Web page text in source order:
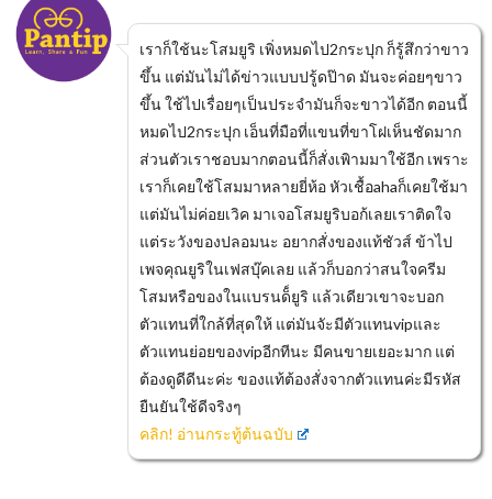
เราก็ใช้นะโสมยูริ เพิ่งหมดไป2กระปุก ก็รู้สึกว่าขาว
ขึ้น แต่มันไม่ได้ข่าวแบบปรู้ดป๊าด มันจะค่อยๆขาว
ขึ้น ใช้ไปเรื่อยๆเป็นประจำมันก็จะขาวได้อีก ตอนนี้
หมดไป2กระปุก เอ็นที่มือที่แขนที่ขาโฝเห็นชัดมาก
ส่วนตัวเราชอบมากตอนนี้ก็สั่งเพิามมาใช้อีก เพราะ
เราก็เคยใช้โสมมาหลายยี่ห้อ หัวเชื้อahaก็เคยใช้มา
แต่มันไม่ค่อยเวิค มาเจอโสมยูริบอก้เลยเราติดใจ
แต่ระวังของปลอมนะ อยากสั่งของแท้ชัวส์ ข้าไป
เพจคุณยูริในเฟสบุ๊คเลย แล้วก็บอกว่าสนใจครีม
โสมหรือของในแบรนด็์ยูริ แล้วเดียวเขาจะบอก
ตัวแทนที่ใกล้ที่สุดให้ แต่มันจัะมีตัวแทนvipและ
ตัวแทนย่อยของvipอีกทีนะ มีคนขายเยอะมาก แต่
ต้องดูดีดีนะค่ะ ของแท้ต้องสั่งจากตัวแทนค่ะมีรหัส
ยืนยันใช้ดีจริงๆ
คลิก! อ่านกระทู้ต้นฉบับ